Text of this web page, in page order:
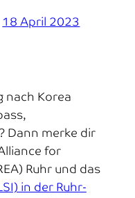
18 April 2023
nach Korea
Dann merke dir
for
Ruhr und das
in der Ruhr-